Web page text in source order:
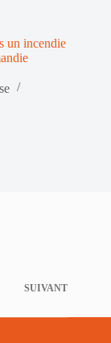
un incendie
SUIVANT